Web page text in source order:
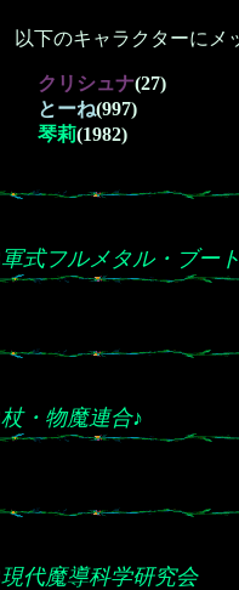
以下のキャラクターにメ
クリシュナ(27)
とーね(997)
琴莉(1982)
軍式フルメタル・ブー
杖・物魔連合♪
現代魔導科学研究会